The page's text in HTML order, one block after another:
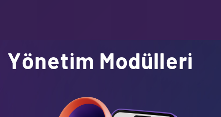
Yönetim Modülleri